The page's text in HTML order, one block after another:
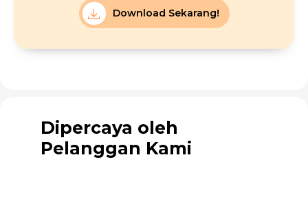
Download Sekarang!
Dipercaya oleh
Pelanggan Kami